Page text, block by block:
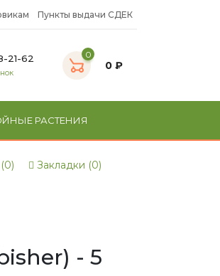
Пункты выдачи СДЕК
21-62 0
0 ₽
РАСТЕНИЯ
Закладки (0)
- 5